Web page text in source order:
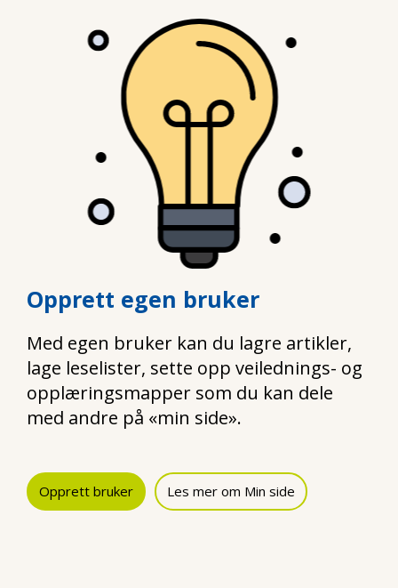
Opprett egen bruker
Med egen bruker kan du lagre artikler,
lage leselister, sette opp veilednings- og
opplæringsmapper som du kan dele
med andre på «min side».
Opprett bruker Les mer om Min side